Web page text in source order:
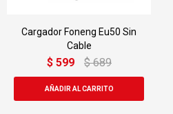
Cargador Foneng Eu50 Sin
Cable
$ 599 $ 689